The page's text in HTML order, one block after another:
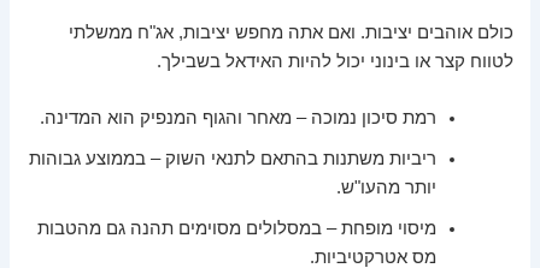
כולם אוהבים יציבות. ואם אתה מחפש יציבות, אג"ח ממשלתי
לטווח קצר או בינוני יכול להיות האידאל בשבילך.
רמת סיכון נמוכה – מאחר והגוף המנפיק הוא המדינה.
ריביות משתנות בהתאם לתנאי השוק – בממוצע גבוהות
יותר מהעו"ש.
מיסוי מופחת – במסלולים מסוימים תהנה גם מהטבות
מס אטרקטיביות.